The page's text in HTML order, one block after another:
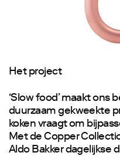
Het project
‘Slow food’ maakt ons
duurzaam gekweekte
koken vraagt om
Met de Copper
Aldo Bakker dagelijkse